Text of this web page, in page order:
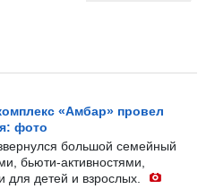
«Амбар» провел
фото
большой семейный
бьюти-активностями,
для детей и взрослых.